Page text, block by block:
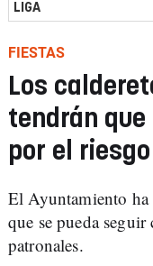
LIGA
FIESTAS
Los
tendrán
por el
El Ayuntamiento ha
que se pueda
patronales.